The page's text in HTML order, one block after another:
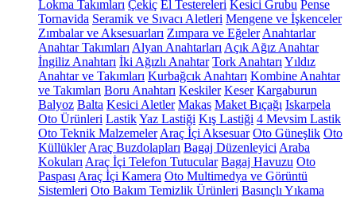
Lokma Takımları Çekiç El Testereleri Kesici Grubu Pense
Tornavida Seramik ve Sıvacı Aletleri Mengene ve İşkenceler
Zımbalar ve Aksesuarları Zımpara ve Eğeler Anahtarlar
Anahtar Takımları Alyan Anahtarları Açık Ağız Anahtar
İngiliz Anahtarı İki Ağızlı Anahtar Tork Anahtarı Yıldız
Anahtar ve Takımları Kurbağcık Anahtarı Kombine Anahtar
ve Takımları Boru Anahtarı Keskiler Keser Kargaburun
Balyoz Balta Kesici Aletler Makas Maket Bıçağı Iskarpela
Oto Ürünleri LastikYaz Lastiği Kış Lastiği 4 Mevsim Lastik
Oto Teknik Malzemeler Araç İçi Aksesuar Oto Güneşlik Oto
Küllükler Araç Buzdolapları Bagaj Düzenleyici Araba
Kokuları Araç İçi Telefon Tutucular Bagaj Havuzu Oto
Paspası Araç İçi Kamera Oto Multimedya ve Görüntü
Sistemleri Oto Bakım Temizlik Ürünleri Basınçlı Yıkama